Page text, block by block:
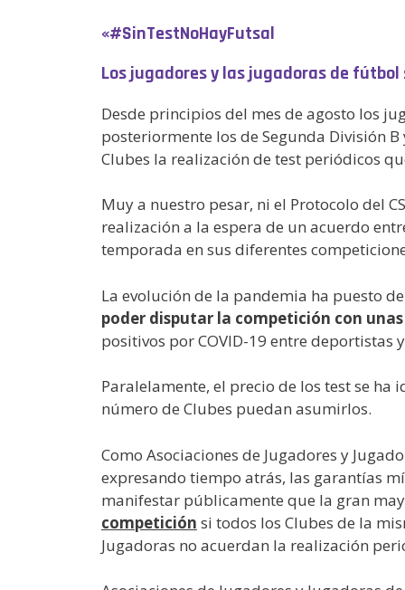
«#SinTestNoHayFutsal
Los jugadores y las jugadoras de
Desde principios del mes de agosto los
posteriormente los de Segunda División
Clubes la realización de test periódicos
Muy a nuestro pesar, ni el Protocolo del
realización a la espera de un acuerdo
temporada en sus diferentes
La evolución de la pandemia ha puesto
poder disputar la competición con
positivos por COVID-19 entre deportistas
Paralelamente, el precio de los test se
número de Clubes puedan asumirlos.
Como Asociaciones de Jugadores y
expresando tiempo atrás, las garantías
manifestar públicamente que la gran
competición si todos los Clubes de la
Jugadoras no acuerdan la realización